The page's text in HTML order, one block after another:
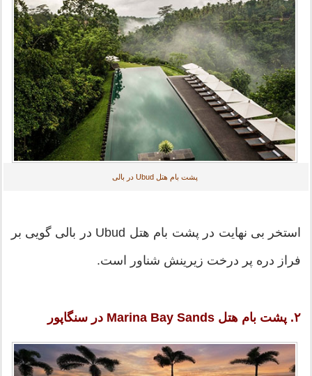
پشت بام هتل Ubud در بالی
استخر بی نهایت در پشت بام هتل Ubud در بالی گویی بر
فراز دره پر درخت زیرینش شناور است.
۲. پشت بام هتل Marina Bay Sands در سنگاپور